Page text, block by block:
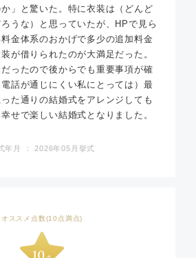
」と驚いた。特に衣装は（どんど
うな）と思っていたが、HPで見ら
金体系のおかげで多少の追加料金
が借りられたのが大満足だった。
ったので後からでも重要事項が確
話が通じにくい私にとっては）最
た通りの結婚式をアレンジしても
せで楽しい結婚式となりました。
年月 ： 2026年05月挙式
オススメ点数(10点満点)